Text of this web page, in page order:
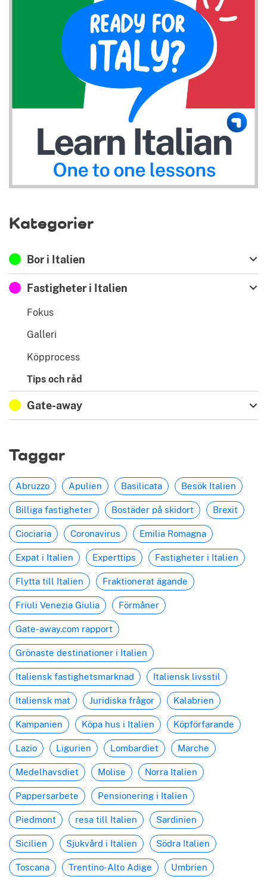
Kategorier
Bor i Italien
Fastigheter i Italien
Fokus
Galleri
Köpprocess
Tips och råd
Gate-away
Taggar
Abruzzo Apulien Basilicata Besök Italien
Billiga fastigheter Bostäder på skidort Brexit
Ciociaria Coronavirus Emilia Romagna
Expat i Italien Experttips Fastigheter i Italien
Flytta till Italien Fraktionerat ägande
Friuli Venezia Giulia Förmåner
Gate-away.com rapport
Grönaste destinationer i Italien
Italiensk fastighetsmarknad Italiensk livsstil
Italiensk mat Juridiska frågor Kalabrien
Kampanien Köpa hus i Italien Köpförfarande
Lazio Ligurien Lombardiet Marche
Medelhavsdiet Molise Norra Italien
Pappersarbete Pensionering i Italien
Piedmont resa till Italien Sardinien
Sicilien Sjukvård i Italien Södra Italien
Toscana Trentino-Alto Adige Umbrien